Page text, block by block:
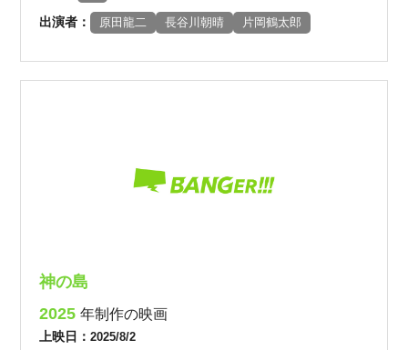
出演者： 原田龍二 長谷川朝晴 片岡鶴太郎
神の島
2025年制作の映画
上映日：2025/8/2